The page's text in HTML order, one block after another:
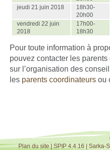
jeudi 21 juin 2018
18h30-
20h00
vendredi 22 juin
2018
17h00-
18h30
Pour toute information à
pouvez contacter les
sur l’organisation des
les parents coordinateurs ou
Plan du site|SPIP 4.4.16
Sarka-